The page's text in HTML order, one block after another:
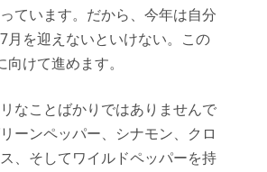
ています。だから、今年は自分
月を迎えないといけない。この
けて進めます。
なことばかりではありませんで
ーンペッパー、シナモン、クロ
、そしてワイルドペッパーを持